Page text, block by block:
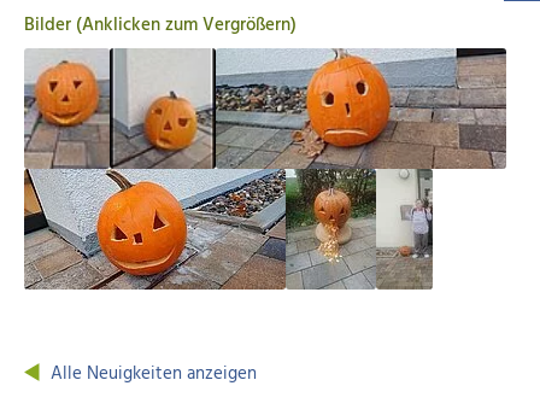
Bilder (Anklicken zum Vergrößern)
Alle Neuigkeiten anzeigen